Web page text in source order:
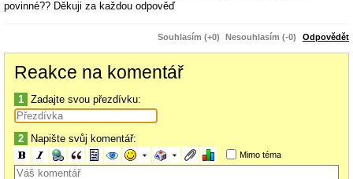
povinné?? Děkuji za každou odpověď
Souhlasím (+0) Nesouhlasím (-0) Odpovědět
Reakce na komentář
1 Zadajte svou přezdívku:
2 Napište svůj komentář:
Mimo téma